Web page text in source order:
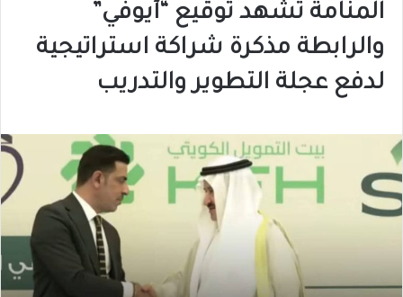
المنامة تشهد توقيع “أيوفي”
والرابطة مذكرة شراكة استراتيجية
لدفع عجلة التطوير والتدريب